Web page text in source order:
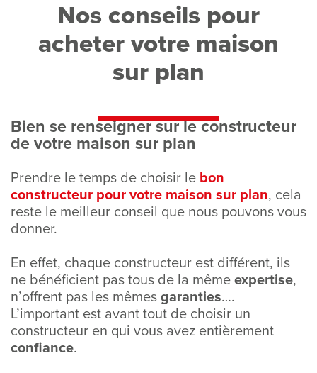
Nos conseils pour
acheter votre maison
sur plan
Bien se renseigner sur le constructeur
de votre maison sur plan
Prendre le temps de choisir le bon
constructeur pour votre maison sur plan, cela
reste le meilleur conseil que nous pouvons vous
donner.
En effet, chaque constructeur est différent, ils
ne bénéficient pas tous de la même expertise,
n’offrent pas les mêmes garanties….
L’important est avant tout de choisir un
constructeur en qui vous avez entièrement
confiance.